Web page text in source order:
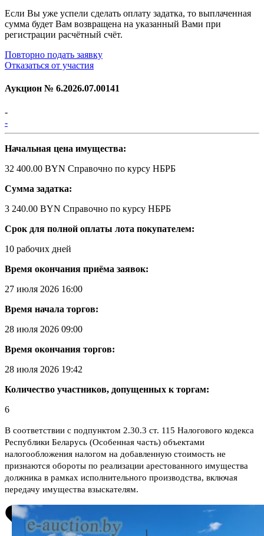
Если Вы уже успели сделать оплату задатка, то выплаченная
сумма будет Вам возвращена на указанный Вами при
регистрации расчётный счёт.
Повторно подать заявку
Отказаться от участия
Аукцион № 6.2026.07.00141
-
-
Начальная цена имущества:
32 400.00 BYN Справочно по курсу НБРБ
Сумма задатка:
3 240.00 BYN Справочно по курсу НБРБ
Срок для полной оплаты лота покупателем:
10 рабочих дней
Время окончания приёма заявок:
27 июля 2026 16:00
Время начала торгов:
28 июля 2026 09:00
Время окончания торгов:
28 июля 2026 19:42
Количество участников, допущенных к торгам:
6
В соответствии с подпунктом 2.30.3 ст. 115 Налогового кодекса
Республики Беларусь (Особенная часть) объектами
налогообложения налогом на добавленную стоимость не
признаются обороты по реализации арестованного имущества
должника в рамках исполнительного производства, включая
передачу имущества взыскателям.